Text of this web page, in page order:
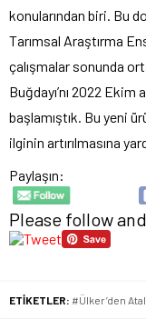
konularından biri. Bu
Tarımsal Araştırma
çalışmalar sonunda
Buğdayı’nı 2022
başlamıştık. Bu yeni
ilginin artırılmasına
Paylaşın:
Please follow
ETİKETLER: #Ülker’den